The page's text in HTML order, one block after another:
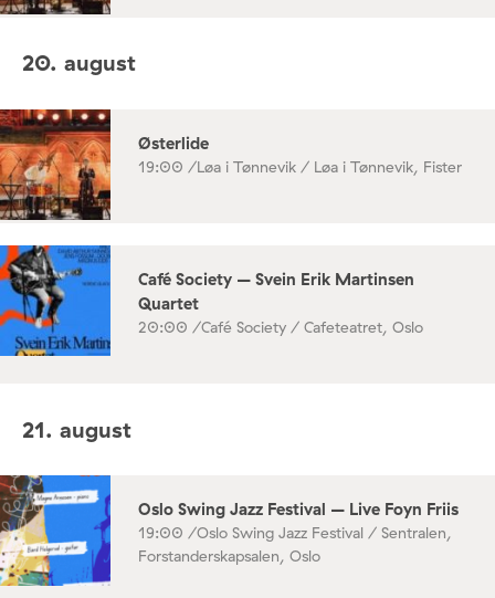
20. august
Østerlide
19:00 /Løa i Tønnevik / Løa i Tønnevik, Fister
Café Society – Svein Erik Martinsen
Quartet
20:00 /Café Society / Cafeteatret, Oslo
21. august
Oslo Swing Jazz Festival – Live Foyn Friis
19:00 /Oslo Swing Jazz Festival / Sentralen,
Forstanderskapsalen, Oslo